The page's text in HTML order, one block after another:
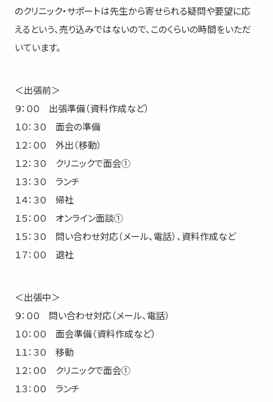
のクリニック・サポートは先生から寄せられる疑問や要望に応
えるという、売り込みではないので、このくらいの時間をいただ
いています。
＜出張前＞
９：００ 出張準備（資料作成など）
１０：３０ 面会の準備
１２：００ 外出（移動）
１２：３０ クリニックで面会①
１３：３０ ランチ
１４：３０ 帰社
１５：００ オンライン面談①
１５：３０ 問い合わせ対応（メール、電話）、資料作成など
１７：００ 退社
＜出張中＞
９：００ 問い合わせ対応（メール、電話）
１０：００ 面会準備（資料作成など）
１１：３０ 移動
１２：００ クリニックで面会①
１３：００ ランチ